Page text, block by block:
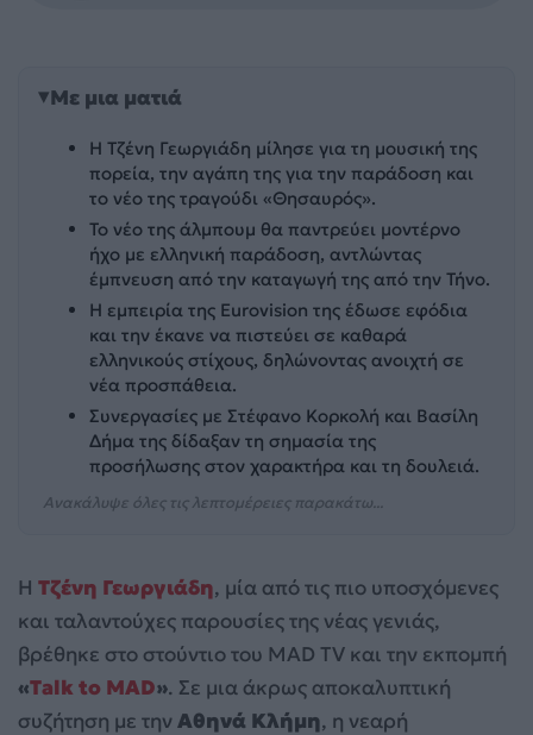
Με μια ματιά
Η Τζένη Γεωργιάδη μίλησε για τη μουσική της
πορεία, την αγάπη της για την παράδοση και
το νέο της τραγούδι «Θησαυρός».
Το νέο της άλμπουμ θα παντρεύει μοντέρνο
ήχο με ελληνική παράδοση, αντλώντας
έμπνευση από την καταγωγή της από την Τήνο.
Η εμπειρία της Eurovision της έδωσε εφόδια
και την έκανε να πιστεύει σε καθαρά
ελληνικούς στίχους, δηλώνοντας ανοιχτή σε
νέα προσπάθεια.
Συνεργασίες με Στέφανο Κορκολή και Βασίλη
Δήμα της δίδαξαν τη σημασία της
προσήλωσης στον χαρακτήρα και τη δουλειά.
Ανακάλυψε όλες τις λεπτομέρειες παρακάτω...
Η Τζένη Γεωργιάδη, μία από τις πιο υποσχόμενες
και ταλαντούχες παρουσίες της νέας γενιάς,
βρέθηκε στο στούντιο του MAD TV και την εκπομπή
«Talk to MAD». Σε μια άκρως αποκαλυπτική
συζήτηση με τηνΑθηνά Κλήμη, η νεαρή